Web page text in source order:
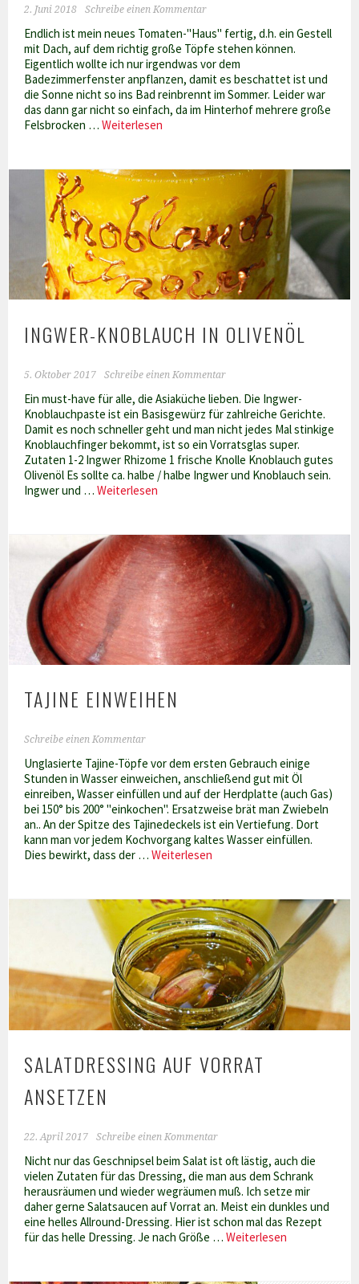
2. Juni 2018 Schreibe einen Kommentar
Endlich ist mein neues Tomaten-"Haus" fertig, d.h. ein Gestell
mit Dach, auf dem richtig große Töpfe stehen können.
Eigentlich wollte ich nur irgendwas vor dem
Badezimmerfenster anpflanzen, damit es beschattet ist und
die Sonne nicht so ins Bad reinbrennt im Sommer. Leider war
das dann gar nicht so einfach, da im Hinterhof mehrere große
Felsbrocken …Weiterlesen
INGWER-KNOBLAUCH IN OLIVENÖL
5. Oktober 2017 Schreibe einen Kommentar
Ein must-have für alle, die Asiaküche lieben. Die Ingwer-
Knoblauchpaste ist ein Basisgewürz für zahlreiche Gerichte.
Damit es noch schneller geht und man nicht jedes Mal stinkige
Knoblauchfinger bekommt, ist so ein Vorratsglas super.
Zutaten 1-2 Ingwer Rhizome 1 frische Knolle Knoblauch gutes
Olivenöl Es sollte ca. halbe / halbe Ingwer und Knoblauch sein.
Ingwer und …Weiterlesen
Olivenöl
TAJINE EINWEIHEN
Schreibe einen Kommentar
Unglasierte Tajine-Töpfe vor dem ersten Gebrauch einige
Stunden in Wasser einweichen, anschließend gut mit Öl
einreiben, Wasser einfüllen und auf der Herdplatte (auch Gas)
bei 150° bis 200° "einkochen". Ersatzweise brät man Zwiebeln
an.. An der Spitze des Tajinedeckels ist ein Vertiefung. Dort
kann man vor jedem Kochvorgang kaltes Wasser einfüllen.
Dies bewirkt, dass der …Weiterlesen
SALATDRESSING AUF VORRAT
ANSETZEN
22. April 2017 Schreibe einen Kommentar
Nicht nur das Geschnipsel beim Salat ist oft lästig, auch die
vielen Zutaten für das Dressing, die man aus dem Schrank
herausräumen und wieder wegräumen muß. Ich setze mir
daher gerne Salatsaucen auf Vorrat an. Meist ein dunkles und
eine helles Allround-Dressing. Hier ist schon mal das Rezept
für das helle Dressing. Je nach Größe …Weiterlesen